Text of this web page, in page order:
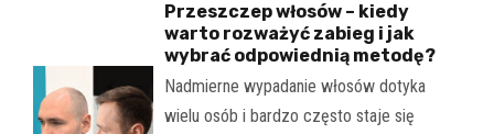
Przeszczep włosów – kiedy
warto rozważyć zabieg i jak
wybrać odpowiednią metodę?
Nadmierne wypadanie włosów dotyka
wielu osób i bardzo często staje się